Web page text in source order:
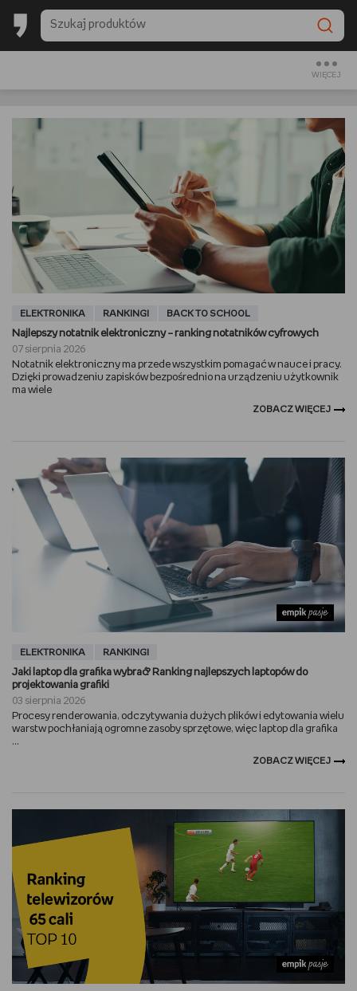
WIĘCEJ
BESTSELLERY EMPIKU 2025
PREZENTOWNIKI
GRAM
URZĄDZAM I DEKORUJĘ
RYSUJĘ
MAM ZWIERZĘTA
DBAM O URODĘ
PASJE DZIECKA
WYWIADY
WSZYSTKO O LEGO
ELEKTRONIKA RANKINGI BACK TO SCHOOL
Najlepszy notatnik elektroniczny – ranking notatników cyfrowych
07 sierpnia 2026
Notatnik elektroniczny ma przede wszystkim pomagać w nauce i pracy.
Dzięki prowadzeniu zapisków bezpośrednio na urządzeniu użytkownik
ma wiele
ZOBACZ WIĘCEJ
ELEKTRONIKA RANKINGI
Jaki laptop dla grafika wybrać? Ranking najlepszych laptopów do
projektowania grafiki
03 sierpnia 2026
Procesy renderowania, odczytywania dużych plików i edytowania wielu
warstw pochłaniają ogromne zasoby sprzętowe, więc laptop dla grafika
...
ZOBACZ WIĘCEJ